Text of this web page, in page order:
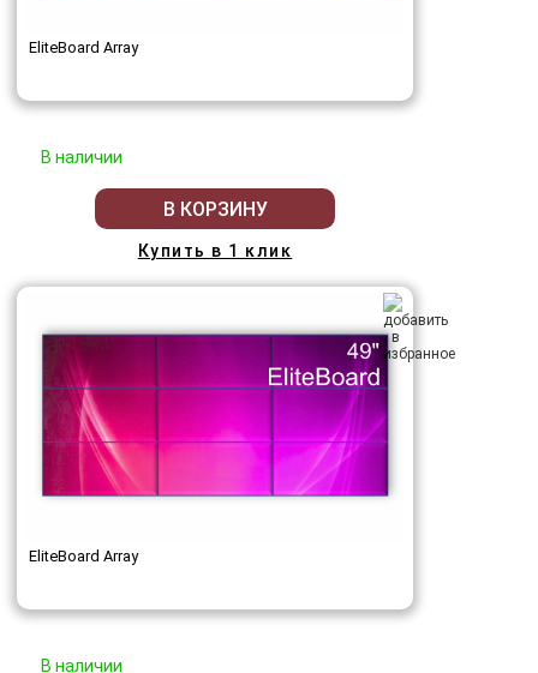
EliteBoard Array
В наличии
В КОРЗИНУ
Купить в 1 клик
EliteBoard Array
В наличии